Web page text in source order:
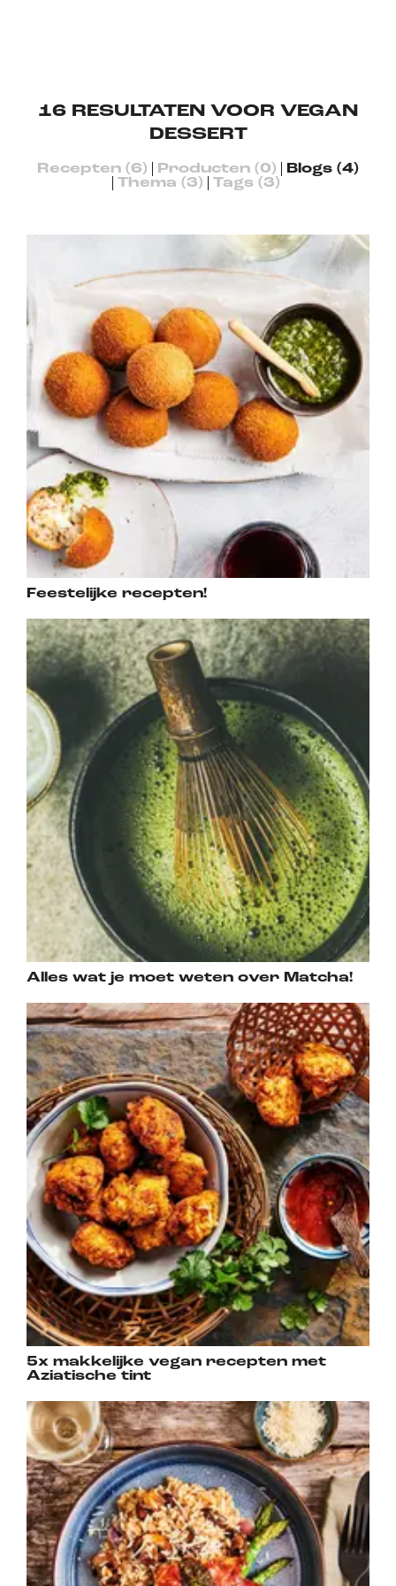
16 RESULTATEN VOOR VEGAN
DESSERT
Recepten (6) Producten (0)
Blogs (4)
Thema (3)
Tags (3)
Feestelijke recepten!
Alles wat je moet weten over Matcha!
5x makkelijke vegan recepten met
Aziatische tint